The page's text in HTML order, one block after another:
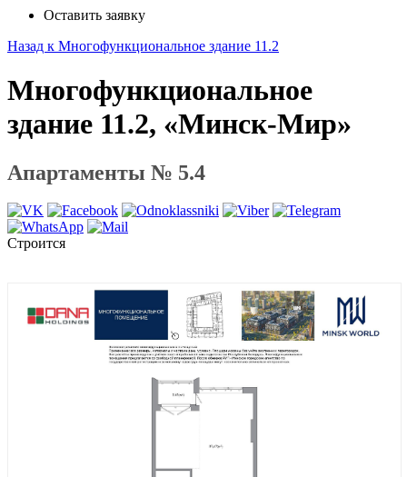
Оставить заявку
Назад к Многофункциональное здание 11.2
Многофункциональное
здание 11.2, «Минск-Мир»
Апартаменты № 5.4
Строится